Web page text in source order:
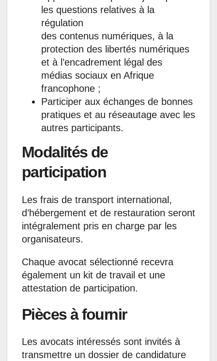
les questions relatives à la
régulation
des contenus numériques, à la
protection des libertés numériques
et à l’encadrement légal des
médias sociaux en Afrique
francophone ;
Participer aux échanges de bonnes
pratiques et au réseautage avec les
autres participants.
Modalités de
participation
Les frais de transport international,
d’hébergement et de restauration seront
intégralement pris en charge par les
organisateurs.
Chaque avocat sélectionné recevra
également un kit de travail et une
attestation de participation.
Pièces à fournir
Les avocats intéressés sont invités à
transmettre un dossier de candidature